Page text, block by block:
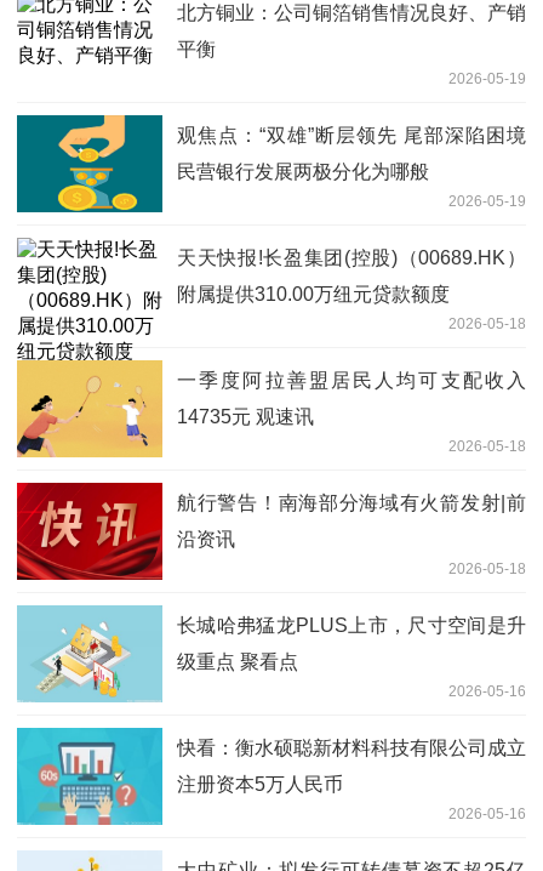
北方铜业：公司铜箔销售情况良好、产销
平衡
2026-05-19
观焦点：“双雄”断层领先 尾部深陷困境
民营银行发展两极分化为哪般
2026-05-19
天天快报!长盈集团(控股)（00689.HK）
附属提供310.00万纽元贷款额度
2026-05-18
一季度阿拉善盟居民人均可支配收入
14735元 观速讯
2026-05-18
航行警告！南海部分海域有火箭发射|前
沿资讯
2026-05-18
长城哈弗猛龙PLUS上市，尺寸空间是升
级重点 聚看点
2026-05-16
快看：衡水硕聪新材料科技有限公司成立
注册资本5万人民币
2026-05-16